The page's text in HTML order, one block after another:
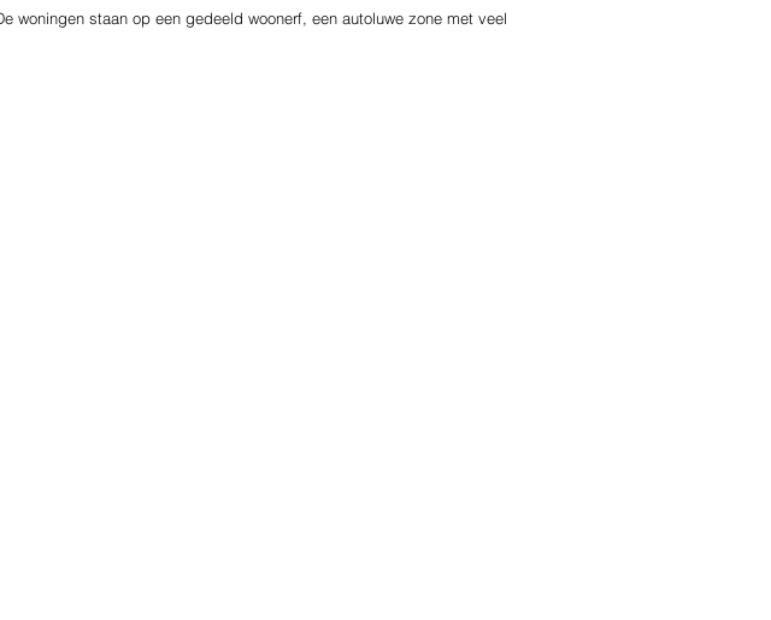
woningen staan op een gedeeld woonerf, een autoluwe zone met veel